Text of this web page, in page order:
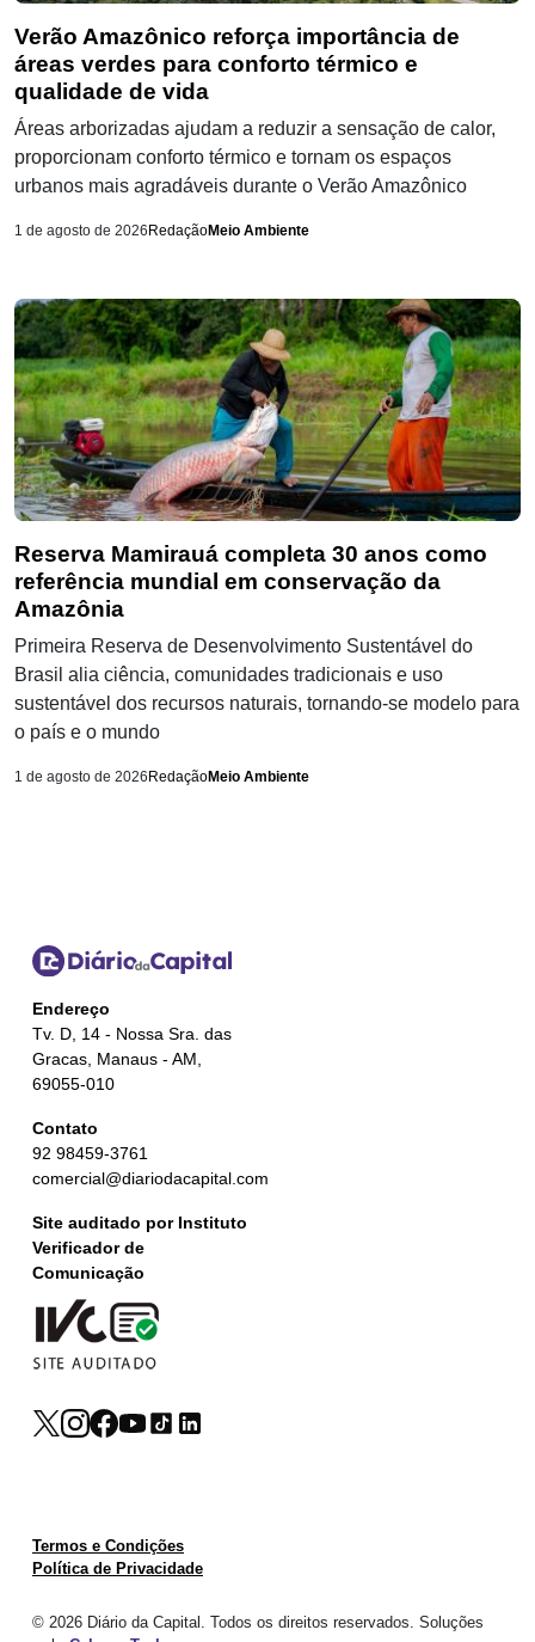
Verão Amazônico reforça importância de
áreas verdes para conforto térmico e
qualidade de vida
Áreas arborizadas ajudam a reduzir a sensação de calor,
proporcionam conforto térmico e tornam os espaços
urbanos mais agradáveis durante o Verão Amazônico
1 de agosto de 2026 RedaçãoMeio Ambiente
Reserva Mamirauá completa 30 anos como
referência mundial em conservação da
Amazônia
Primeira Reserva de Desenvolvimento Sustentável do
Brasil alia ciência, comunidades tradicionais e uso
sustentável dos recursos naturais, tornando-se modelo para
o país e o mundo
1 de agosto de 2026 RedaçãoMeio Ambiente
Endereço
Tv. D, 14 - Nossa Sra. das
Gracas, Manaus - AM,
69055-010
Contato
92 98459-3761
comercial@diariodacapital.com
Site auditado por Instituto
Verificador de
Comunicação
© 2026 Diário da Capital. Todos os direitos reservados. Soluções
Termos e Condições
Política de Privacidade